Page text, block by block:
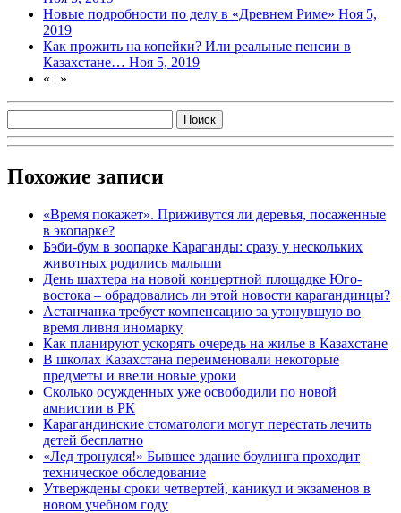
Новые подробности по делу в «Древнем Риме» Ноя 5,
2019
Как прожить на копейки? Или реальные пенсии в
Казахстане… Ноя 5, 2019
« | »
Похожие записи
«Время покажет». Приживутся ли деревья, посаженные
в экопарке?
Бэби-бум в зоопарке Караганды: сразу у нескольких
животных родились малыши
День шахтера на новой концертной площадке Юго-
востока – обрадовались ли этой новости карагандинцы?
Астанчанка требует компенсацию за утонувшую во
время ливня иномарку
Как планируют ускорять очередь на жилье в Казахстане
В школах Казахстана переименовали некоторые
предметы и ввели новые уроки
Сколько осужденных уже освободили по новой
амнистии в РК
Карагандинские стоматологи могут перестать лечить
детей бесплатно
«Лед тронулся!» Бывшее здание боулинга проходит
техническое обследование
Утверждены сроки четвертей, каникул и экзаменов в
новом учебном году